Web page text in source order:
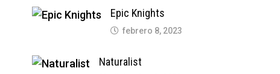
Epic Knights
febrero 8, 2023
Naturalist